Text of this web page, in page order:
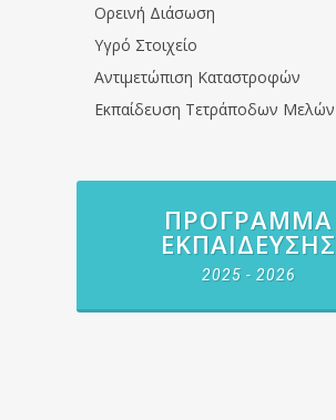
Ορεινή Διάσωση
Υγρό Στοιχείο
Αντιμετώπιση Καταστροφών
Εκπαίδευση Τετράποδων Μελών
ΠΡΌΓΡΑΜΜΑ
ΕΚΠΑΊΔΕΥΣΗΣ
2025 - 2026